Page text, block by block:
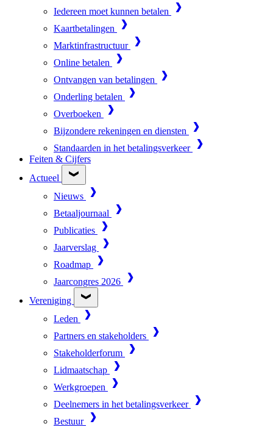
Iedereen moet kunnen betalen
Kaartbetalingen
Marktinfrastructuur
Online betalen
Ontvangen van betalingen
Onderling betalen
Overboeken
Bijzondere rekeningen en diensten
Standaarden in het betalingsverkeer
Feiten & Cijfers
Actueel
Nieuws
Betaaljournaal
Publicaties
Jaarverslag
Roadmap
Jaarcongres 2026
Vereniging
Leden
Partners en stakeholders
Stakeholderforum
Lidmaatschap
Werkgroepen
Deelnemers in het betalingsverkeer
Bestuur